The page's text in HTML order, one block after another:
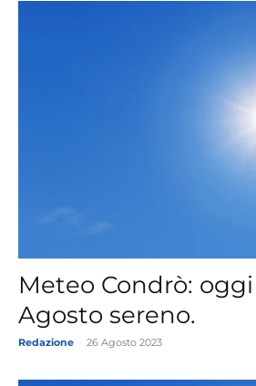
Meteo Condrò:
Agosto sereno.
Redazione 26 Agosto 2023